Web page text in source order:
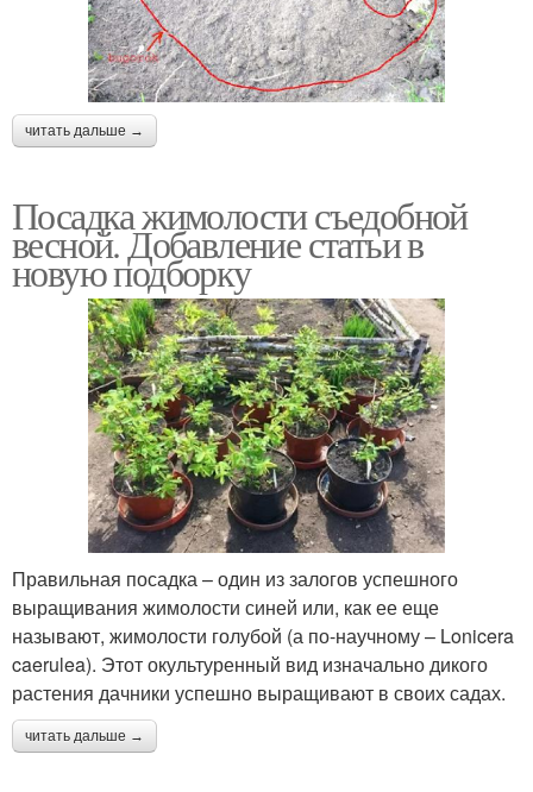
читать дальше →
Посадка жимолости съедобной
весной. Добавление статьи в
новую подборку
Правильная посадка – один из залогов успешного
выращивания жимолости синей или, как ее еще
называют, жимолости голубой (а по-научному – Lonicera
caerulea). Этот окультуренный вид изначально дикого
растения дачники успешно выращивают в своих садах.
читать дальше →